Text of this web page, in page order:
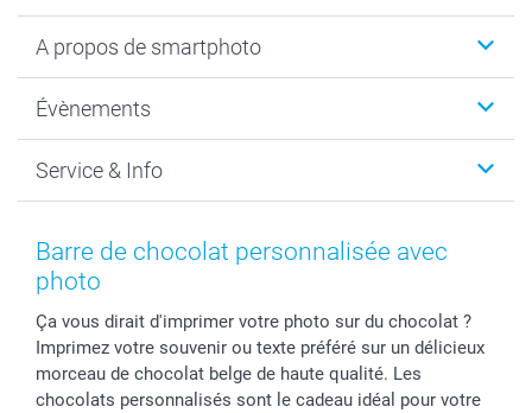
Cadeaux photo
MyNameBook
Développement photo & Tirage photo
Cadres photo & accessoires déco
Calendrier photos & Agendas photo
Chèque Cadeau
A propos de smartphoto
Durabilité
Gestion des cookies
Mentions Légales
Presse
Investor Relations
B2B smartbusiness
Droit de rétractation
Évènements
Nouvel An
Fête des Mères
Fête des Pères
Mariage
Fête d'anniversaire
Collection naissance
Service & Info
Tarifs et frais de livraison
Livraison
Modes de Paiement
Identifiez-vous
Plan du site
Barre de chocolat personnalisée avec
photo
Ça vous dirait d'imprimer votre photo sur du chocolat ?
Imprimez votre souvenir ou texte préféré sur un délicieux
morceau de chocolat belge de haute qualité. Les
chocolats personnalisés sont le cadeau idéal pour votre